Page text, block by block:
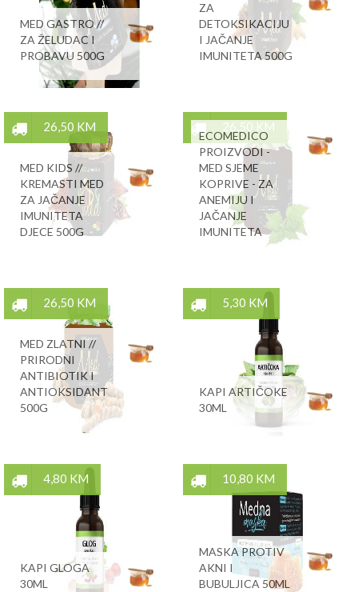
MED GASTRO //
ZA ŽELUDAC I
PROBAVU 500G
ZA
DETOKSIKACIJU
I JAČANJE
IMUNITETA 500G
26,50 KM
MED KIDS //
KREMASTI MED
ZA JAČANJE
IMUNITETA
DJECE 500G
26,50 KM
ECOMEDICO
PROIZVODI -
MED SJEME
KOPRIVE - ZA
ANEMIJU I
JAČANJE
IMUNITETA
26,50 KM
MED ZLATNI //
PRIRODNI
ANTIBIOTIK I
ANTIOKSIDANT
500G
5,30 KM
KAPI ARTIČOKE
30ML
4,80 KM
KAPI GLOGA
30ML
10,80 KM
MASKA PROTIV
AKNI I
BUBULJICA 50ML